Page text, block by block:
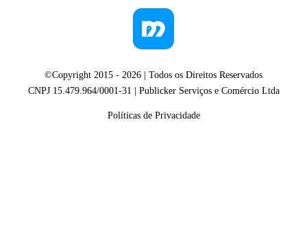
©Copyright 2015 - 2026 | Todos os Direitos Reservados
CNPJ 15.479.964/0001-31 | Publicker Serviços e Comércio Ltda
Políticas de Privacidade